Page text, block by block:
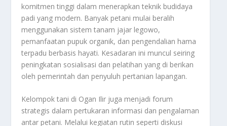
komitmen tinggi dalam menerapkan teknik budidaya
padi yang modern. Banyak petani mulai beralih
menggunakan sistem tanam jajar legowo,
pemanfaatan pupuk organik, dan pengendalian hama
terpadu berbasis hayati. Kesadaran ini muncul seiring
peningkatan sosialisasi dan pelatihan yang di berikan
oleh pemerintah dan penyuluh pertanian lapangan.
Kelompok tani di Ogan Ilir juga menjadi forum
strategis dalam pertukaran informasi dan pengalaman
antar petani. Melalui kegiatan rutin seperti diskusi